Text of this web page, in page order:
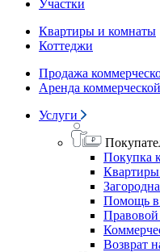
Участки
Квартиры и комнаты
Коттеджи
Продажа
Аренда
Услуги
Покупка
Квартиры
Помощь в
Правовой
Возврат